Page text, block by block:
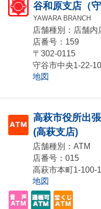
谷和原支店（
YAWARA BRANCH
店舗種別：店舗内
店番号：159
〒302-0115
守谷市中央1-22-
地図
高萩市役所出
(高萩支店)
店舗種別：ATM
店番号：015
高萩市本町1-
地図